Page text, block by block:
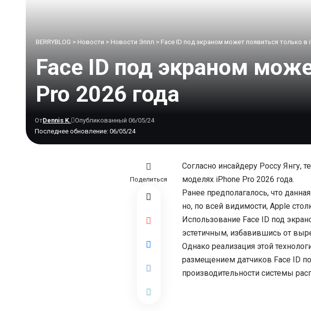
BERRYBLOG > Новости > Новости Эппл > Face ID под экраном может появиться только в
Face ID под экраном
Pro 2026 года
Последнее обновление: 06/05/24
ОтDennis K. Опубликованный 06/05/24
Поделиться
Согласно инсайдеру Россу Янгу,
моделях iPhone Pro 2026 года.
Ранее предполагалось, что
но, по всей видимости, Apple
Использование Face ID под
эстетичным, избавившись от
Однако реализация этой
размещением датчиков Face ID
производительности системы